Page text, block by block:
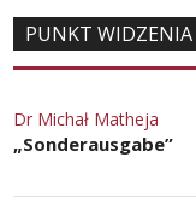
PUNKT WIDZENIA
Dr Michał Matheja
„Sonderausgabe”